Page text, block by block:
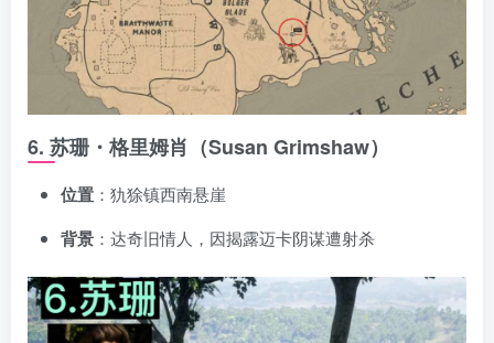
6. 苏珊・格里姆肖（Susan Grimshaw）
位置 ：犰狳镇西南悬崖
背景 ：达奇旧情人，因揭露迈卡阴谋遭射杀